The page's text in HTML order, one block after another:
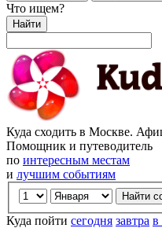
Что ищем?
Найти
Куда сходить в Москве.
Помощник и путеводитель
по интересным местам
и лучшим событиям
Куда пойти сегодня завтра в